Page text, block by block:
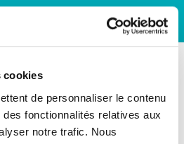
cookies
de personnaliser le contenu
fonctionnalités relatives aux
notre trafic. Nous